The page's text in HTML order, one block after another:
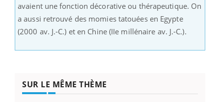
avaient une fonction décorative ou thérapeutique. On
a aussi retrouvé des momies tatouées en Egypte
(2000 av. J.-C.) et en Chine (IIe millénaire av. J.-C.).
SUR LE MÊME THÈME